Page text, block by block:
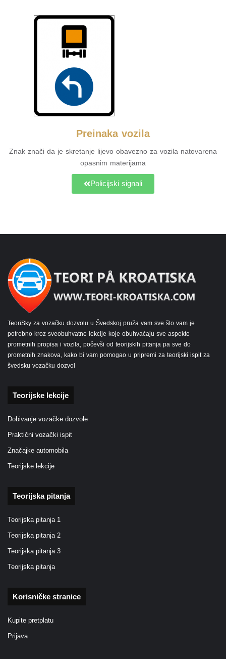
Preinaka vozila
Znak znači da je skretanje lijevo obavezno za vozila natovarena
opasnim materijama
Policijski signali
TeoriSky za vozačku dozvolu u Švedskoj pruža vam sve što vam je
potrebno kroz sveobuhvatne lekcije koje obuhvaćaju sve aspekte
prometnih propisa i vozila, počevši od teorijskih pitanja pa sve do
prometnih znakova, kako bi vam pomogao u pripremi za teorijski ispit za
švedsku vozačku dozvol
Teorijske lekcije
Dobivanje vozačke dozvole
Praktični vozački ispit
Značajke automobila
Teorijske lekcije
Teorijska pitanja
Teorijska pitanja 1
Teorijska pitanja 2
Teorijska pitanja 3
Teorijska pitanja
Korisničke stranice
Kupite pretplatu
Prijava